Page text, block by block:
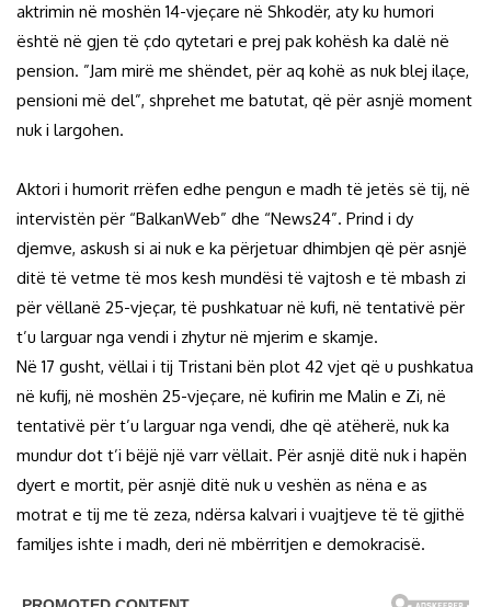
aktrimin në moshën 14-vjeçare në Shkodër, aty ku humori
është në gjen të çdo qytetari e prej pak kohësh ka dalë në
pension. ”Jam mirë me shëndet, për aq kohë as nuk blej ilaçe,
pensioni më del”, shprehet me batutat, që për asnjë moment
nuk i largohen.
Aktori i humorit rrëfen edhe pengun e madh të jetës së tij, në
intervistën për “BalkanWeb” dhe “News24”. Prind i dy
djemve, askush si ai nuk e ka përjetuar dhimbjen që për asnjë
ditë të vetme të mos kesh mundësi të vajtosh e të mbash zi
për vëllanë 25-vjeçar, të pushkatuar në kufi, në tentativë për
t’u larguar nga vendi i zhytur në mjerim e skamje.
Në 17 gusht, vëllai i tij Tristani bën plot 42 vjet që u pushkatua
në kufij, në moshën 25-vjeçare, në kufirin me Malin e Zi, në
tentativë për t’u larguar nga vendi, dhe që atëherë, nuk ka
mundur dot t’i bëjë një varr vëllait. Për asnjë ditë nuk i hapën
dyert e mortit, për asnjë ditë nuk u veshën as nëna e as
motrat e tij me të zeza, ndërsa kalvari i vuajtjeve të të gjithë
familjes ishte i madh, deri në mbërritjen e demokracisë.